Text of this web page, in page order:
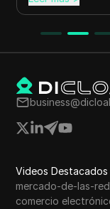
Videos Destacados
mercado-de-las-
comercio